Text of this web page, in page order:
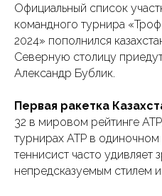
Официальный список
командного турнира
2024» пополнился
Северную столицу
Александр Бублик.
Первая ракетка
32 в мировом рейтинге
турнирах ATP в одиночном
теннисист часто удивляет
непредсказуемым стилем